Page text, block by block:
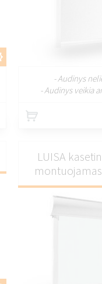
- Audinys
- Audinys veikia
LUISA